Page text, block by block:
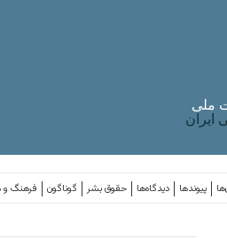
ملی
فرهنگ و گوناگون حقوق بشر دیدگاه‌ها پیوندها